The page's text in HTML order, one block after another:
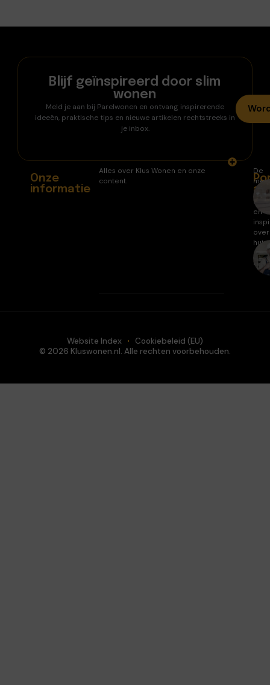
Blijf geïnspireerd door slim
wonen
Meld je aan bij Parelwonen en ontvang inspirerende
ideeën, praktische tips en nieuwe artikelen rechtstreeks in
je inbox.
Onze
informatie
Alles over Klus Wonen en onze
content.
De
en
over
huis
en
tuin.
© 2026 Kluswonen.nl. Alle rechten voorbehouden.
Website Index Cookiebeleid (EU)